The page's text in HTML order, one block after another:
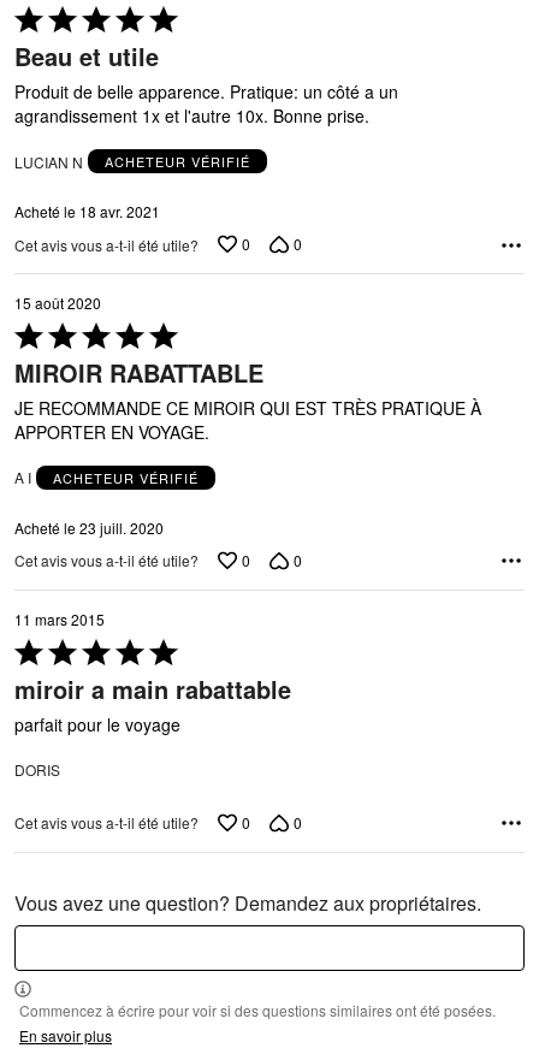
Coté
5 sur
5
Beau et utile
Produit de belle apparence. Pratique: un côté a un
agrandissement 1x et l'autre 10x. Bonne prise.
LUCIAN N ACHETEUR VÉRIFIÉ
Acheté le 18 avr. 2021
Cet avis vous a-t-il été utile?
0 0
15 août 2020
Coté
5 sur
5
MIROIR RABATTABLE
JE RECOMMANDE CE MIROIR QUI EST TRÈS PRATIQUE À
APPORTER EN VOYAGE.
A I ACHETEUR VÉRIFIÉ
Acheté le 23 juill. 2020
Cet avis vous a-t-il été utile?
0 0
11 mars 2015
Coté
5 sur
5
miroir a main rabattable
parfait pour le voyage
DORIS
Cet avis vous a-t-il été utile? 0 0
Vous avez une question? Demandez aux propriétaires.
Commencez à écrire pour voir si des questions similaires ont été posées.
En savoir plus